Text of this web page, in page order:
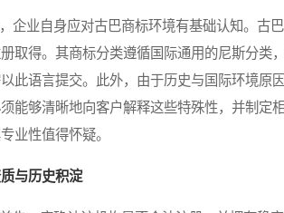
业自身应对古巴商标环境有基础认知。古巴
取得。其商标分类遵循国际通用的尼斯分类
此语言提交。此外，由于历史与国际环境原
能够清晰地向客户解释这些特殊性，并制定
业性值得怀疑。
与历史积淀